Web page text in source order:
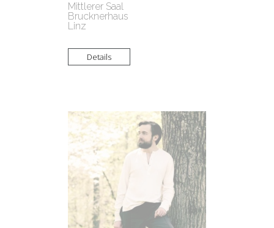
Mittlerer Saal
Brucknerhaus
Linz
Details